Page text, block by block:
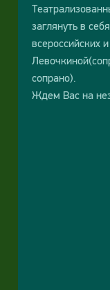
заглянуть в
всероссийских
сопрано).
Ждем Вас на